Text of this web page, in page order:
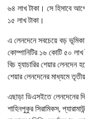
৬৪ লাখ টাকা। সে হিসাবে
১৫ লাখ টাকা।
এ লেনদেনে সবচেয়ে বড়
কোম্পানিটির ১৬ কোটি ৫০ লাখ
বিচ হ্যাচারির শেয়ার
শেয়ার লেনদেনের মাধ্যমে
এছাড়া ডিএসইতে লেনদেনের
শাহিনপুকুর সিরামিকস,